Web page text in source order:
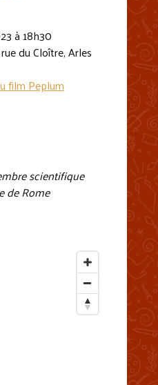
à 18h30
du Cloître, Arles
film Peplum
scientifique
de Rome